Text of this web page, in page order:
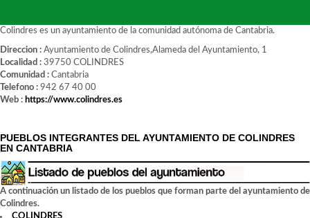
Colindres es un ayuntamiento de la comunidad autónoma de Cantabria.
Direccion : Ayuntamiento de Colindres,Alameda del Ayuntamiento, 1
Localidad : 39750 COLINDRES
Comunidad : Cantabria
Telefono : 942 67 40 00
Web : https://www.colindres.es
PUEBLOS INTEGRANTES DEL AYUNTAMIENTO DE COLINDRES
EN CANTABRIA
A continuación un listado de los pueblos que forman parte del ayuntamiento de
Colindres.
COLINDRES